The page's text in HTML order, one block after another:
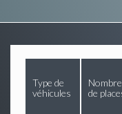
Type de
véhicules
Nombre
de